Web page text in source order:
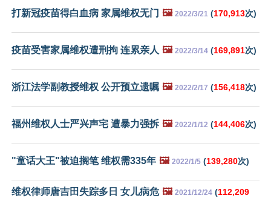
打新冠疫苗得白血病 家属维权无门 🖼️ 2022/3/21 (170,913次)
疫苗受害家属维权遭刑拘 连累亲人 🖼️ 2022/3/14 (169,891次)
浙江法学副教授维权 公开预立遗嘱 🖼️ 2022/2/17 (156,418次)
福州维权人士严兴声宅 遭暴力强拆 🖼️ 2022/1/12 (144,406次)
"童话大王"被迫搁笔 维权需335年 🖼️ 2022/1/5 (139,280次)
维权律师唐吉田失踪多日 女儿病危 🖼️ 2021/12/24 (112,209